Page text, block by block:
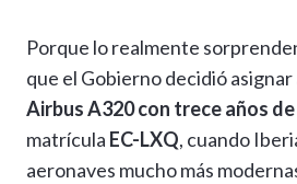
Porque lo realmente
que el Gobierno decidió asignar
Airbus A320 con trece años
matrícula EC-LXQ, cuando
aeronaves mucho más